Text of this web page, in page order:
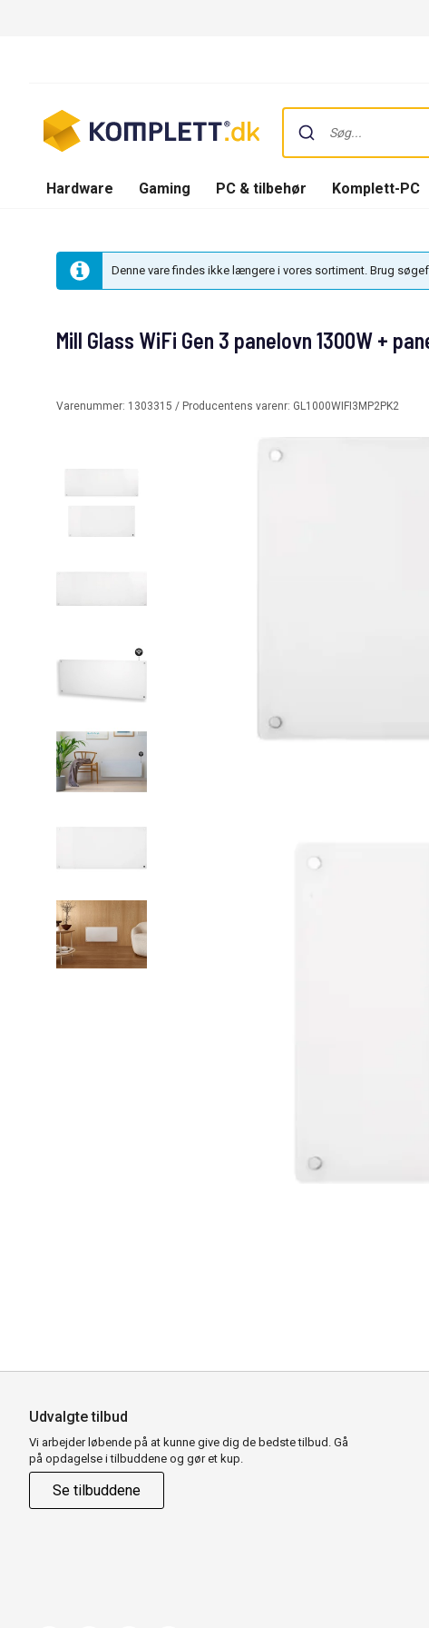
Hardware Gaming PC & tilbehør Komplett-PC
Denne vare findes ikke længere i vores sortiment. Brug
Mill Glass WiFi Gen 3 panelovn 1300W +
Varenummer: 1303315 / Producentens varenr: GL1000WIFI3MP2PK2
Udvalgte tilbud
Vi arbejder løbende på at kunne give dig de bedste tilbud. Gå
på opdagelse i tilbuddene og gør et kup.
Se tilbuddene